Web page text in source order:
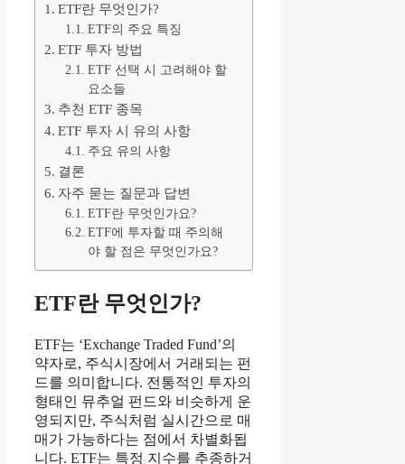
ETF란 무엇인가?
ETF의 주요 특징
ETF 투자 방법
ETF 선택 시 고려해야 할
요소들
추천 ETF 종목
ETF 투자 시 유의 사항
주요 유의 사항
결론
자주 묻는 질문과 답변
ETF란 무엇인가요?
ETF에 투자할 때 주의해
야 할 점은 무엇인가요?
ETF란 무엇인가?
ETF는 ‘Exchange Traded Fund’의
약자로, 주식시장에서 거래되는 펀
드를 의미합니다. 전통적인 투자의
형태인 뮤추얼 펀드와 비슷하게 운
영되지만, 주식처럼 실시간으로 매
매가 가능하다는 점에서 차별화됩
니다. ETF는 특정 지수를 추종하거